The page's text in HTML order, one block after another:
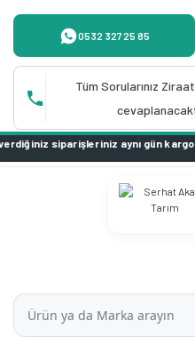
0532 327 25 85
Tüm Sorularınız
siparişleriniz aynı gün kargoda